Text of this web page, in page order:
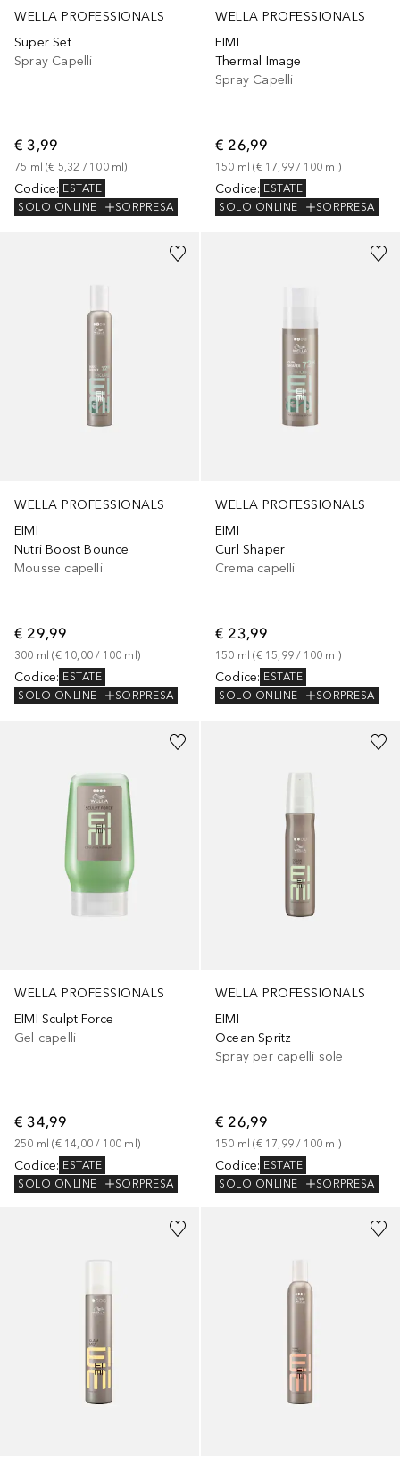
WELLA PROFESSIONALS
Super Set
Spray Capelli
€ 3,99
75 ml (€ 5,32 / 100 ml)
Codice: ESTATE
SOLO ONLINE
SORPRESA
WELLA PROFESSIONALS
EIMI
Thermal Image
Spray Capelli
€ 26,99
150 ml (€ 17,99 / 100 ml)
Codice: ESTATE
SOLO ONLINE
SORPRESA
WELLA PROFESSIONALS
EIMI
Nutri Boost Bounce
Mousse capelli
€ 29,99
300 ml (€ 10,00 / 100 ml)
Codice: ESTATE
SOLO ONLINE
SORPRESA
WELLA PROFESSIONALS
EIMI
Curl Shaper
Crema capelli
€ 23,99
150 ml (€ 15,99 / 100 ml)
Codice: ESTATE
SOLO ONLINE
SORPRESA
WELLA PROFESSIONALS
EIMI Sculpt Force
Gel capelli
€ 34,99
250 ml (€ 14,00 / 100 ml)
Codice: ESTATE
SOLO ONLINE
SORPRESA
WELLA PROFESSIONALS
EIMI
Ocean Spritz
Spray per capelli sole
€ 26,99
150 ml (€ 17,99 / 100 ml)
Codice: ESTATE
SOLO ONLINE
SORPRESA